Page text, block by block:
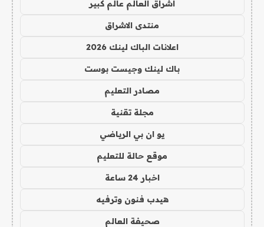
اشراق العالم عالم كبير
منتدى الاشراق
اعلانات الباك لينك 2026
باك لينك وجيست بوست
مصادر التعليم
مجلة تقنية
يو ان بي الرياضي
موقع حالة للتعليم
اخبار 24 ساعة
هيدب فنون وترفيه
صحيفة العالم